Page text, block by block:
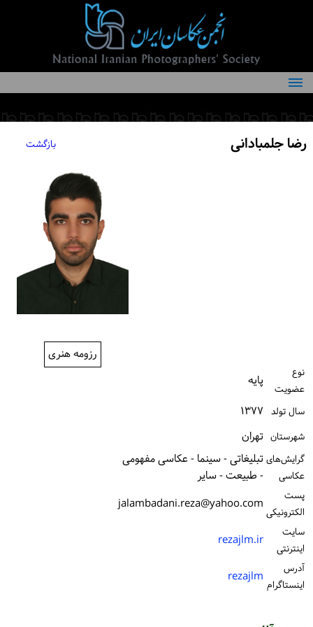
درباره انجمن
کمیته‌های انجمن
رضا جلمبادانی بازگشت
رزومه هنری
نوع
عضویت
پایه
سال تولد ۱۳۷۷
شهرستان تهران
گرایش‌های
عکاسی
تبلیغاتی - سینما - عکاسی مفهومی
- طبیعت - سایر
پست
الكترونیكی jalambadani.reza@yahoo.com
سایت
اینترنتی
rezajlm.ir
آدرس
اینستاگرام rezajlm